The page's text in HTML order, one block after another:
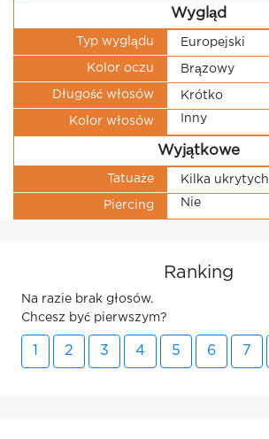
Wygląd
Typ wyglądu Europejski
Kolor oczu Brązowy
Długość włosów Krótko
Kolor włosów Inny
Wyjątkowe
Tatuaże Kilka ukrytych
Piercing Nie
Ranking
Na razie brak głosów.
Chcesz być pierwszym?
2 3 4 5 6 7